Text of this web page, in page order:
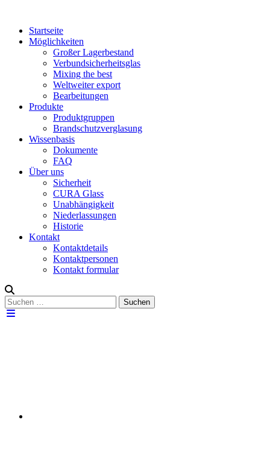
Startseite
Möglichkeiten
Großer Lagerbestand
Verbundsicherheitsglas
Mixing the best
Weltweiter export
Bearbeitungen
Produkte
Produktgruppen
Brandschutzverglasung
Wissenbasis
Dokumente
FAQ
Über uns
Sicherheit
CURA Glass
Unabhängigkeit
Niederlassungen
Historie
Kontakt
Kontaktdetails
Kontaktpersonen
Kontakt formular
Suchen
nach:
Suchen